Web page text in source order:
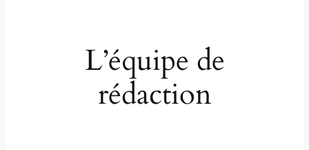
L’équipe de
rédaction